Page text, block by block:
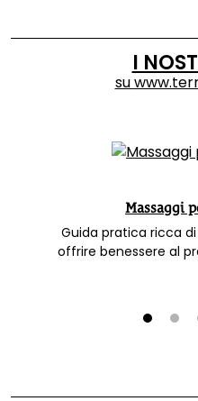
I
su
Massaggi
Guida pratica ricca
offrire